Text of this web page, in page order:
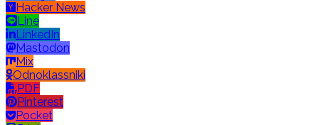
Hacker News
Line
LinkedIn
Mastodon
Mix
Odnoklassniki
PDF
Pinterest
Pocket